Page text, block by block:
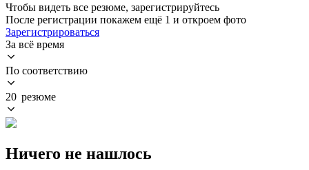
Чтобы видеть все резюме, зарегистрируйтесь
После регистрации покажем ещё 1 и откроем фото
Зарегистрироваться
За всё время
По соответствию
20 резюме
Ничего не нашлось